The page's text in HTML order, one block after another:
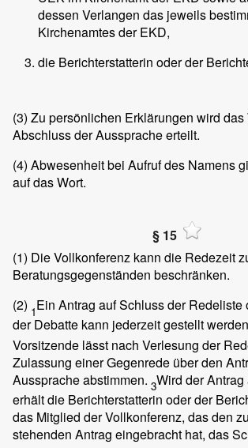
dessen Verlangen das jeweils
Kirchenamtes der EKD,
die Berichterstatterin oder der
(3) Zu persönlichen Erklärungen wird das
Abschluss der Aussprache erteilt.
(4) Abwesenheit bei Aufruf des Namens
auf das Wort.
§ 15
(1) Die Vollkonferenz kann die Redezeit
Beratungsgegenständen beschränken.
(2) 1Ein Antrag auf Schluss der Redeliste
der Debatte kann jederzeit gestellt
Vorsitzende lässt nach Verlesung der
Zulassung einer Gegenrede über den
Aussprache abstimmen. 3Wird der
erhält die Berichterstatterin oder der
das Mitglied der Vollkonferenz, das den
stehenden Antrag eingebracht hat, das